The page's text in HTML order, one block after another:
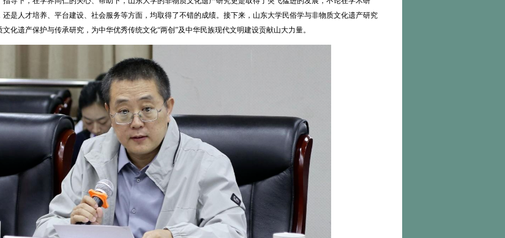
还是人才培养、平台建设、社会服务等方面，均取得了不错的成绩。接下来，山东大学民俗学与非物质文化遗产研究
化遗产保护与传承研究，为中华优秀传统文化“两创”及中华民族现代文明建设贡献山大力量。